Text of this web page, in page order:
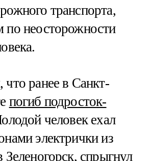
транспорта,
по неосторожности
ранее в Санкт-
погиб подросток-
человек ехал
электрички из
Зеленогорск, спрыгнул